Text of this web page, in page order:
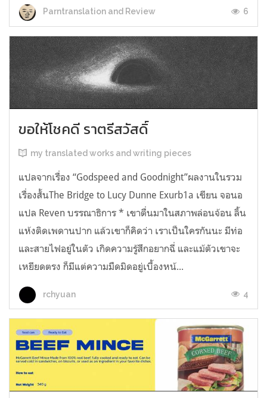
Parntranslation and Review 6
ขอให้โชคดี ราตรีสวัสดิ์
my translated works and writing pieces
แปลจากเรื่อง “Godspeed and Goodnight”ผลงานในรวม
เรื่องสั้นThe Bridge to Lucy Dunne Exurb1a เขียน จอนอ
แปล Reven บรรณาธิการ * เขาตื่นมาในสภาพล่อนจ้อน ลิ้น
แห้งติดเพดานปาก แล้วเขาก็คิดว่า เราเป็นใครกันนะ มีท่อ
และสายไฟอยู่ในตัว เกิดความรู้สึกอยากฉี่ และแม้ตัวเขาจะ
เหยียดตรง ก็มีแต่ความมืดมิดอยู่เบื้องหน้...
rchyuan 4